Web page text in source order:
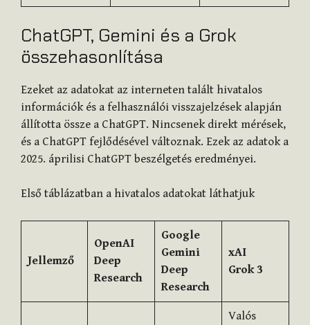
ChatGPT, Gemini és a Grok
összehasonlítása
Ezeket az adatokat az interneten talált hivatalos
információk és a felhasználói visszajelzések alapján
állította össze a ChatGPT. Nincsenek direkt mérések,
és a ChatGPT fejlődésével változnak. Ezek az adatok a
2025. áprilisi ChatGPT beszélgetés eredményei.
Első táblázatban a hivatalos adatokat láthatjuk
Jellemző
OpenAI
Deep
Research
Google
Gemini
Deep
Research
xAI
Grok 3
Valós